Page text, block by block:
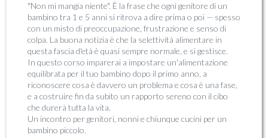
"Non mi mangia niente". È la frase che ogni genitore di un
bambino tra 1 e 5 anni si ritrova a dire prima o poi — spesso
con un misto di preoccupazione, frustrazione e senso di
colpa. La buona notizia è che la selettività alimentare in
questa fascia d'età è quasi sempre normale, e si gestisce.
In questo corso imparerai a impostare un'alimentazione
equilibrata per il tuo bambino dopo il primo anno, a
riconoscere cosa è davvero un problema e cosa è una fase,
e a costruire fin da subito un rapporto sereno con il cibo
che durerà tutta la vita.
Un incontro per genitori, nonni e chiunque cucini per un
bambino piccolo.